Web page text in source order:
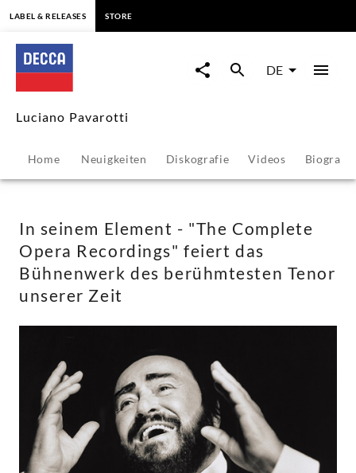
In
seinem
Element
"The
Complete
Opera
Recordings"
Bühnenwerk
des
LABEL & RELEASES STORE
DE
Luciano Pavarotti
Home Neuigkeiten Diskografie Videos Biografie
In seinem Element - "The Complete
Opera Recordings" feiert das
Bühnenwerk des berühmtesten Tenor
unserer Zeit